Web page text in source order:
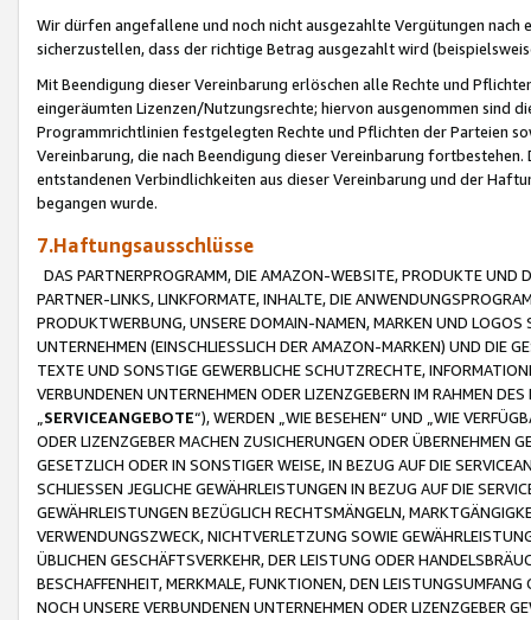
Wir dürfen angefallene und noch nicht ausgezahlte Vergütungen
sicherzustellen, dass der richtige Betrag ausgezahlt wird
Mit Beendigung dieser Vereinbarung erlöschen alle Rechte und
eingeräumten Lizenzen/Nutzungsrechte; hiervon ausgenommen sind
Programmrichtlinien festgelegten Rechte und Pflichten der Parteien
Vereinbarung, die nach Beendigung dieser Vereinbarung
entstandenen Verbindlichkeiten aus dieser Vereinbarung und der
begangen wurde.
7.Haftungsausschlüsse
DAS PARTNERPROGRAMM, DIE AMAZON-WEBSITE, PRODUKTE UND
PARTNER-LINKS, LINKFORMATE, INHALTE, DIE
PRODUKTWERBUNG, UNSERE DOMAIN-NAMEN, MARKEN UND
UNTERNEHMEN (EINSCHLIESSLICH DER AMAZON-MARKEN) UND DIE
TEXTE UND SONSTIGE GEWERBLICHE SCHUTZRECHTE,
VERBUNDENEN UNTERNEHMEN ODER LIZENZGEBERN IM RAHMEN
SERVICEANGEBOTE“), WERDEN „WIE BESEHEN“ UND „WIE
ODER LIZENZGEBER MACHEN ZUSICHERUNGEN ODER ÜBERNEHMEN
GESETZLICH ODER IN SONSTIGER WEISE, IN BEZUG AUF DIE
SCHLIESSEN JEGLICHE GEWÄHRLEISTUNGEN IN BEZUG AUF DIE
GEWÄHRLEISTUNGEN BEZÜGLICH RECHTSMÄNGELN,
VERWENDUNGSZWECK, NICHTVERLETZUNG SOWIE
ÜBLICHEN GESCHÄFTSVERKEHR, DER LEISTUNG ODER
BESCHAFFENHEIT, MERKMALE, FUNKTIONEN, DEN
NOCH UNSERE VERBUNDENEN UNTERNEHMEN ODER LIZENZGEBER